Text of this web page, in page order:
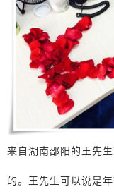
来自湖南邵阳的王先
的。王先生可以说是